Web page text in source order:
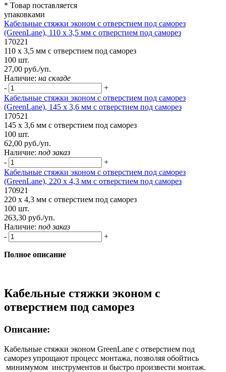
* Товар поставляется
упаковками
Кабельные стяжки эконом с отверстием под саморез
(GreenLane), 110 x 3,5 мм с отверстием под саморез
170221
110 x 3,5 мм с отверстием под саморез
100 шт.
27,00 руб./уп.
Наличие: на складе
-
+
Кабельные стяжки эконом с отверстием под саморез
(GreenLane), 145 х 3,6 мм с отверстием под саморез
170521
145 х 3,6 мм с отверстием под саморез
100 шт.
62,00 руб./уп.
Наличие: под заказ
-
+
Кабельные стяжки эконом с отверстием под саморез
(GreenLane), 220 х 4,3 мм с отверстием под саморез
170921
220 х 4,3 мм с отверстием под саморез
100 шт.
263,30 руб./уп.
Наличие: под заказ
-
+
Полное описание
Кабельные стяжки эконом с
отверстием под саморез
Описание:
Кабельные стяжки эконом GreenLane с отверстием под
саморез упрощают процесс монтажа, позволяя обойтись
минимумом инструментов и быстро произвести монтаж.